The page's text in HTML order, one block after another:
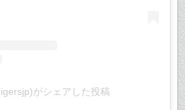
がシェアした投稿